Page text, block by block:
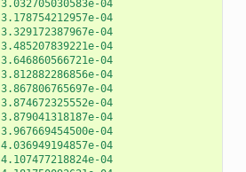
3.032705030583e-04
3.178754212957e-04
3.329172387967e-04
3.485207839221e-04
3.646860566721e-04
3.812882286856e-04
3.867806765697e-04
3.874672325552e-04
3.879041318187e-04
3.967669454500e-04
4.036949194857e-04
4.107477218824e-04